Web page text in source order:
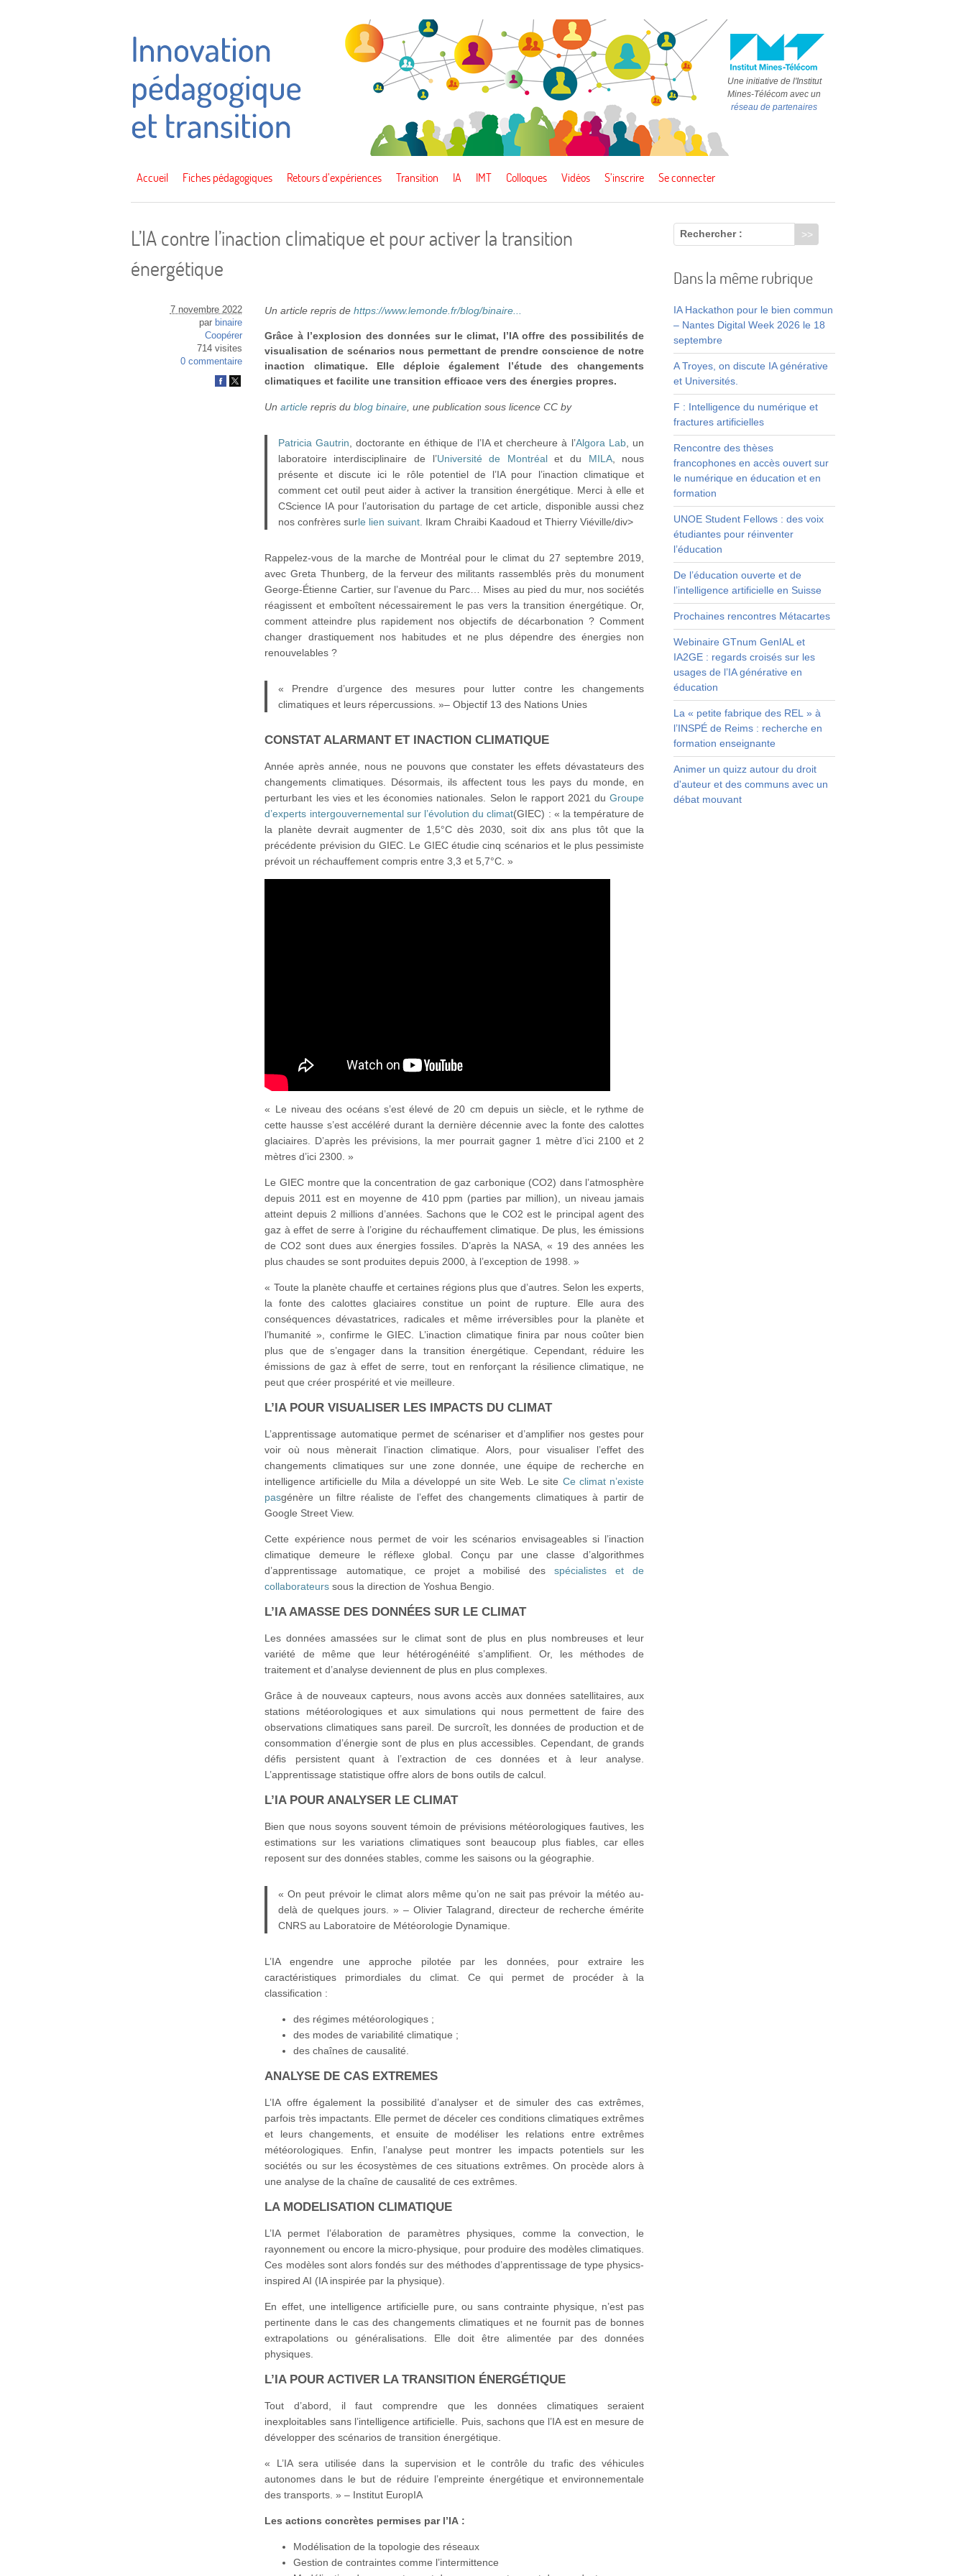
Une initiative de l'Institut
Mines-Télécom avec un
réseau de partenaires
Accueil Fiches pédagogiques Retours d’expériences Transition IA IMT Colloques Vidéos S’inscrire Se connecter
L’IA contre l’inaction climatique et pour activer la transition
énergétique
7 novembre 2022
par binaire
Coopérer
714 visites
0 commentaire
Un article repris dehttps://www.lemonde.fr/blog/binaire...
Grâce à l’explosion des données sur le climat, l’IA offre des possibilités de
visualisation de scénarios nous permettant de prendre conscience de notre
inaction climatique. Elle déploie également l’étude des changements
climatiques et facilite une transition efficace vers des énergies propres.
Unarticle repris dublog binaire , une publication sous licence CC by
Patricia Gautrin , doctorante en éthique de l’IA et chercheure à l’Algora Lab , un
laboratoire interdisciplinaire de l’Université de Montréalet du MILA, nous
présente et discute ici le rôle potentiel de l’IA pour l’inaction climatique et
comment cet outil peut aider à activer la transition énergétique. Merci à elle et
CScience IA pour l’autorisation du partage de cet article, disponible aussi chez
nos confrères surle lien suivant. Ikram Chraibi Kaadoud et Thierry Viéville/div>
Rappelez-vous de la marche de Montréal pour le climat du 27 septembre 2019,
avec Greta Thunberg, de la ferveur des militants rassemblés près du monument
George-Étienne Cartier, sur l’avenue du Parc… Mises au pied du mur, nos sociétés
réagissent et emboîtent nécessairement le pas vers la transition énergétique. Or,
comment atteindre plus rapidement nos objectifs de décarbonation ? Comment
changer drastiquement nos habitudes et ne plus dépendre des énergies non
renouvelables ?
« Prendre d’urgence des mesures pour lutter contre les changements
climatiques et leurs répercussions. »– Objectif 13 des Nations Unies
CONSTAT ALARMANT ET INACTION CLIMATIQUE
Année après année, nous ne pouvons que constater les effets dévastateurs des
changements climatiques. Désormais, ils affectent tous les pays du monde, en
perturbant les vies et les économies nationales. Selon le rapport 2021 duGroupe
d’experts intergouvernemental sur l’évolution du climat(GIEC) : « la température de
la planète devrait augmenter de 1,5°C dès 2030, soit dix ans plus tôt que la
précédente prévision du GIEC. Le GIEC étudie cinq scénarios et le plus pessimiste
prévoit un réchauffement compris entre 3,3 et 5,7°C. »
« Le niveau des océans s’est élevé de 20 cm depuis un siècle, et le rythme de
cette hausse s’est accéléré durant la dernière décennie avec la fonte des calottes
glaciaires. D’après les prévisions, la mer pourrait gagner 1 mètre d’ici 2100 et 2
mètres d’ici 2300. »
Le GIEC montre que la concentration de gaz carbonique (CO2) dans l’atmosphère
depuis 2011 est en moyenne de 410 ppm (parties par million), un niveau jamais
atteint depuis 2 millions d’années. Sachons que le CO2 est le principal agent des
gaz à effet de serre à l’origine du réchauffement climatique. De plus, les émissions
de CO2 sont dues aux énergies fossiles. D’après la NASA, « 19 des années les
plus chaudes se sont produites depuis 2000, à l’exception de 1998. »
« Toute la planète chauffe et certaines régions plus que d’autres. Selon les experts,
la fonte des calottes glaciaires constitue un point de rupture. Elle aura des
conséquences dévastatrices, radicales et même irréversibles pour la planète et
l’humanité », confirme le GIEC. L’inaction climatique finira par nous coûter bien
plus que de s’engager dans la transition énergétique. Cependant, réduire les
émissions de gaz à effet de serre, tout en renforçant la résilience climatique, ne
peut que créer prospérité et vie meilleure.
L’IA POUR VISUALISER LES IMPACTS DU CLIMAT
L’apprentissage automatique permet de scénariser et d’amplifier nos gestes pour
voir où nous mènerait l’inaction climatique. Alors, pour visualiser l’effet des
changements climatiques sur une zone donnée, une équipe de recherche en
intelligence artificielle du Mila a développé un site Web. Le site Ce climat n’existe
pasgénère un filtre réaliste de l’effet des changements climatiques à partir de
Google Street View.
Cette expérience nous permet de voir les scénarios envisageables si l’inaction
climatique demeure le réflexe global. Conçu par une classe d’algorithmes
d’apprentissage automatique, ce projet a mobilisé desspécialistes et de
collaborateurs sous la direction de Yoshua Bengio.
L’IA AMASSE DES DONNÉES SUR LE CLIMAT
Les données amassées sur le climat sont de plus en plus nombreuses et leur
variété de même que leur hétérogénéité s’amplifient. Or, les méthodes de
traitement et d’analyse deviennent de plus en plus complexes.
Grâce à de nouveaux capteurs, nous avons accès aux données satellitaires, aux
stations météorologiques et aux simulations qui nous permettent de faire des
observations climatiques sans pareil. De surcroît, les données de production et de
consommation d’énergie sont de plus en plus accessibles. Cependant, de grands
défis persistent quant à l’extraction de ces données et à leur analyse.
L’apprentissage statistique offre alors de bons outils de calcul.
L’IA POUR ANALYSER LE CLIMAT
Bien que nous soyons souvent témoin de prévisions météorologiques fautives, les
estimations sur les variations climatiques sont beaucoup plus fiables, car elles
reposent sur des données stables, comme les saisons ou la géographie.
« On peut prévoir le climat alors même qu’on ne sait pas prévoir la météo au-
delà de quelques jours. » – Olivier Talagrand, directeur de recherche émérite
CNRS au Laboratoire de Météorologie Dynamique.
L’IA engendre une approche pilotée par les données, pour extraire les
caractéristiques primordiales du climat. Ce qui permet de procéder à la
classification :
des régimes météorologiques ;
des modes de variabilité climatique ;
des chaînes de causalité.
ANALYSE DE CAS EXTREMES
L’IA offre également la possibilité d’analyser et de simuler des cas extrêmes,
parfois très impactants. Elle permet de déceler ces conditions climatiques extrêmes
et leurs changements, et ensuite de modéliser les relations entre extrêmes
météorologiques. Enfin, l’analyse peut montrer les impacts potentiels sur les
sociétés ou sur les écosystèmes de ces situations extrêmes. On procède alors à
une analyse de la chaîne de causalité de ces extrêmes.
LA MODELISATION CLIMATIQUE
L’IA permet l’élaboration de paramètres physiques, comme la convection, le
rayonnement ou encore la micro-physique, pour produire des modèles climatiques.
Ces modèles sont alors fondés sur des méthodes d’apprentissage de type physics-
inspired AI (IA inspirée par la physique).
En effet, une intelligence artificielle pure, ou sans contrainte physique, n’est pas
pertinente dans le cas des changements climatiques et ne fournit pas de bonnes
extrapolations ou généralisations. Elle doit être alimentée par des données
physiques.
L’IA POUR ACTIVER LA TRANSITION ÉNERGÉTIQUE
Tout d’abord, il faut comprendre que les données climatiques seraient
inexploitables sans l’intelligence artificielle. Puis, sachons que l’IA est en mesure de
développer des scénarios de transition énergétique.
« L’IA sera utilisée dans la supervision et le contrôle du trafic des véhicules
autonomes dans le but de réduire l’empreinte énergétique et environnementale
des transports. » – Institut EuropIA
Les actions concrètes permises par l’IA :
Modélisation de la topologie des réseaux
Gestion de contraintes comme l’intermittence
Rechercher :
Dans la même rubrique
IA Hackathon pour le bien commun
– Nantes Digital Week 2026 le 18
septembre
A Troyes, on discute IA générative
et Universités.
F : Intelligence du numérique et
fractures artificielles
Rencontre des thèses
francophones en accès ouvert sur
le numérique en éducation et en
formation
UNOE Student Fellows : des voix
étudiantes pour réinventer
l’éducation
De l’éducation ouverte et de
l’intelligence artificielle en Suisse
Prochaines rencontres Métacartes
Webinaire GTnum GenIAL et
IA2GE : regards croisés sur les
usages de l’IA générative en
éducation
La « petite fabrique des REL » à
l’INSPÉ de Reims : recherche en
formation enseignante
Animer un quizz autour du droit
d'auteur et des communs avec un
débat mouvant